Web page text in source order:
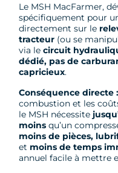
Le MSH MacFarmer,
spécifiquement pour
directement sur le
tracteur (ou se
via le circuit
dédié, pas de
capricieux.
Conséquence directe :
combustion et les
le MSH nécessite
moins qu’un
moins de pièces,
et moins de temps
annuel facile à mettre